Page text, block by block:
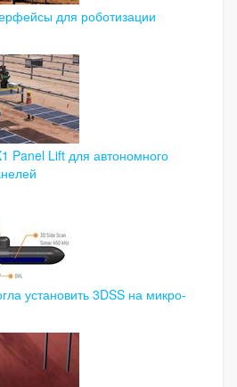
для роботизации
Panel Lift для автономного
установить 3DSS на микро-